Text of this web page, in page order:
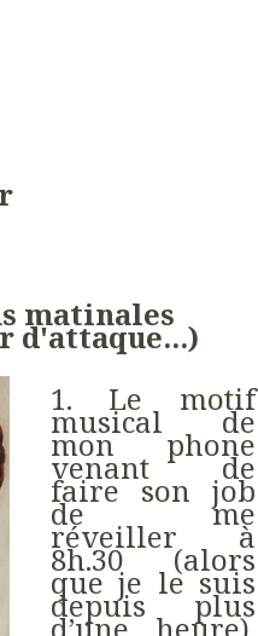
matinales
d'attaque...)
1. Le motif
musical de
mon phone
venant de
faire son job
de me
réveiller à
8h.30 (alors
que je le suis
depuis plus